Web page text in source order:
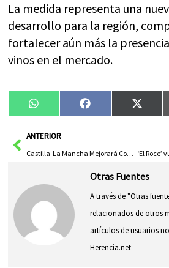
La medida representa una
desarrollo para la región,
fortalecer aún más la
vinos en el mercado.
Compartir
en
WhatsAppCompartir
en
Facebook
en
X
AntANTERIOR
Castilla-La Mancha Mejorará Comunicaciones de Emergencia con Inversión de Tres Millones Hasta 2027
Otras Fuentes
A través de "Otras
relacionados de otros
artículos de usuarios
Herencia.net